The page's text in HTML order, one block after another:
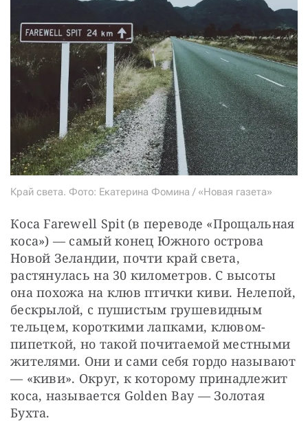
Край света. Фото: Екатерина Фомина / «Новая газета»
Коса Farewell Spit (в переводе «Прощальная
коса») — самый конец Южного острова
Новой Зеландии, почти край света,
растянулась на 30 километров. С высоты
она похожа на клюв птички киви. Нелепой,
бескрылой, с пушистым грушевидным
тельцем, короткими лапками, клювом-
пипеткой, но такой почитаемой местными
жителями. Они и сами себя гордо называют
— «киви». Округ, к которому принадлежит
коса, называется Golden Bay — Золотая
Бухта.